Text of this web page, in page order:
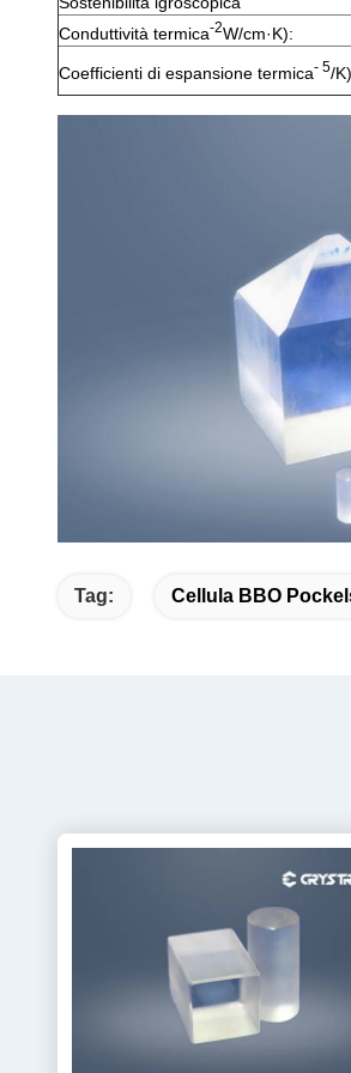
Conduttività termica-2W/cm·K):
Coefficienti di espansione termica- 5/
Tag: Cellula BBO